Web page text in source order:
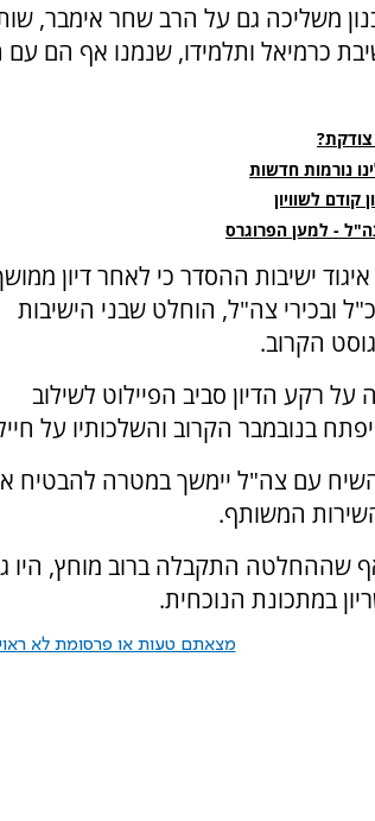
משליכה גם על הרב שחר אימבר,
כרמיאל ותלמידו, שנמנו אף הם
צודקת?
נורמות חדשות
קודם לשוויון
- למען הפרוגרס
ישיבות ההסדר כי לאחר דיון
ובכירי צה"ל, הוחלט שבני הישיבות
הקרוב.
רקע הדיון סביב הפיילוט לשילוב
בנובמבר הקרוב והשלכותיו על
השיח עם צה"ל יימשך במטרה להבטיח
המשותף.
אף שההחלטה התקבלה ברוב מוחץ,
במתכונת הנוכחית.
מצאתם טעות או פרסומת לא